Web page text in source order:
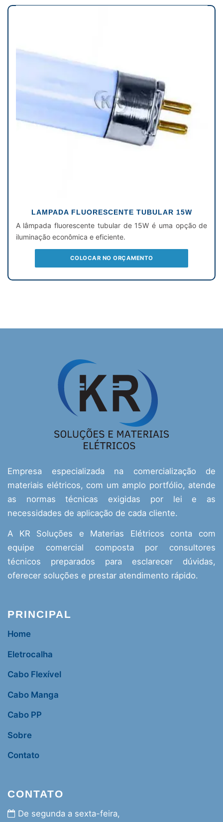
LAMPADA FLUORESCENTE TUBULAR 15W
A lâmpada fluorescente tubular de 15W é uma opção de
iluminação econômica e eficiente.
COLOCAR NO ORÇAMENTO
Empresa especializada na comercialização de
materiais elétricos, com um amplo portfólio, atende
as normas técnicas exigidas por lei e as
necessidades de aplicação de cada cliente.
A KR Soluções e Materias Elétricos conta com
equipe comercial composta por consultores
técnicos preparados para esclarecer dúvidas,
oferecer soluções e prestar atendimento rápido.
PRINCIPAL
Home
Eletrocalha
Cabo Flexível
Cabo Manga
Cabo PP
Sobre
Contato
CONTATO
De segunda a sexta-feira,